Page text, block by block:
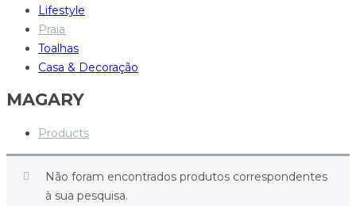
Lifestyle
Praia
Toalhas
Casa & Decoração
MAGARY
Products
Não foram encontrados produtos correspondentes
à sua pesquisa.